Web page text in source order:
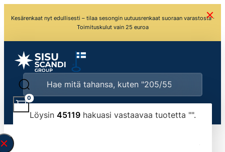
Kesärenkaat nyt edullisesti – tilaa sesongin uutuusrenkaat suoraan varastosta ·
Toimituskulut vain 25 euroa
Löysin 45119hakuasi vastaavaa tuotetta "".
typed the search query correctly.<br>Currently
0